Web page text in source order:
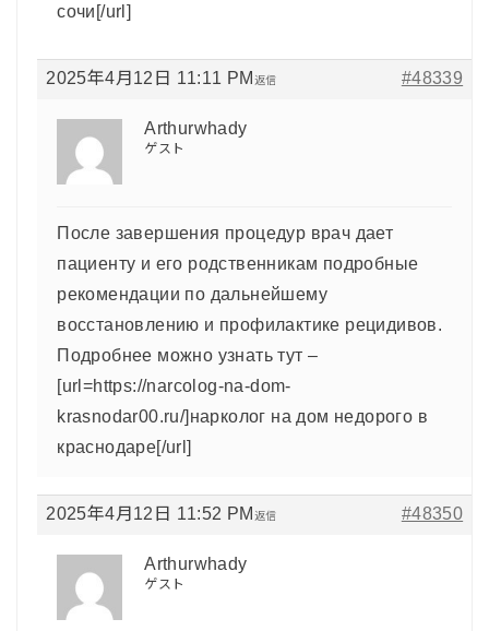
сочи[/url]
2025年4月12日 11:11 PM #48339
返信
Arthurwhady
ゲスト
После завершения процедур врач дает
пациенту и его родственникам подробные
рекомендации по дальнейшему
восстановлению и профилактике рецидивов.
Подробнее можно узнать тут –
[url=https://narcolog-na-dom-
krasnodar00.ru/]нарколог на дом недорого в
краснодаре[/url]
2025年4月12日 11:52 PM #48350
返信
Arthurwhady
ゲスト